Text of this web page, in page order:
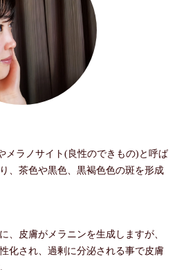
メラノサイト(良性のできもの)と呼ば
、茶色や黒色、黒褐色色の斑を形成
、皮膚がメラニンを生成しますが、
化され、過剰に分泌される事で皮膚